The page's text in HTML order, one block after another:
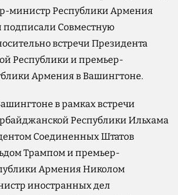
министр Республики Армения
Совместную
встречи Президента
Республики и премьер-
Армения в Вашингтоне.
в рамках встречи
Республики Ильхама
Соединенных Штатов
Трампом и премьер-
Армения Николом
иностранных дел